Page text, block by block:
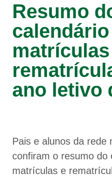
Resumo
ano letivo
Pais e alunos da rede
confiram o resumo do
matrículas e